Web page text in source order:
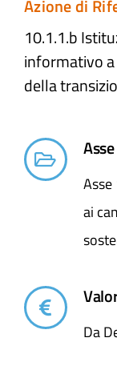
Azione di
10.1.1.b
informativo
della
ai
Da